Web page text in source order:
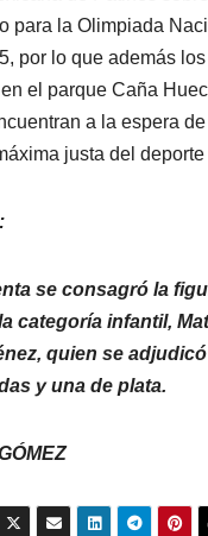
para la Olimpiada
por lo que además los
el parque Caña
a la espera
justa del
se consagró la
categoría infantil,
quien se
y una de plata.